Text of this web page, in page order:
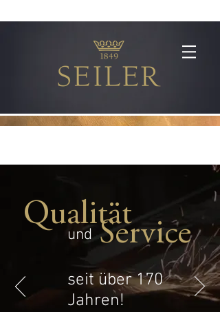
Qualität
und Service
seit über 170
Jahren!